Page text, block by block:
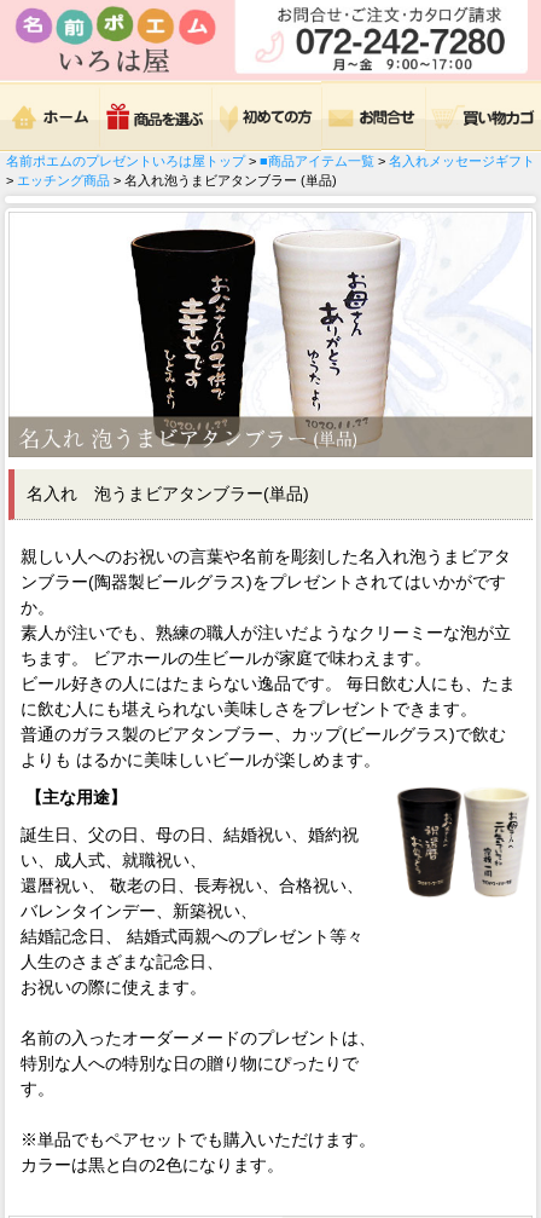
名前ポエムのプレゼントいろは屋トップ> ■商品アイテム一覧 > 名入れメッセージギフト
> エッチング商品 > 名入れ泡うまビアタンブラー (単品)
名入れ 泡うまビアタンブラー(単品)
親しい人へのお祝いの言葉や名前を彫刻した名入れ泡うまビアタ
ンブラー(陶器製ビールグラス)をプレゼントされてはいかがです
か。
素人が注いでも、熟練の職人が注いだようなクリーミーな泡が立
ちます。 ビアホールの生ビールが家庭で味わえます。
ビール好きの人にはたまらない逸品です。 毎日飲む人にも、たま
に飲む人にも堪えられない美味しさをプレゼントできます。
普通のガラス製のビアタンブラー、カップ(ビールグラス)で飲む
よりも はるかに美味しいビールが楽しめます。
【主な用途】
誕生日、父の日、母の日、結婚祝い、婚約祝
い、成人式、就職祝い、
還暦祝い、 敬老の日、長寿祝い、合格祝い、
バレンタインデー、新築祝い、
結婚記念日、 結婚式両親へのプレゼント等々
人生のさまざまな記念日、
お祝いの際に使えます。
名前の入ったオーダーメードのプレゼントは、
特別な人への特別な日の贈り物にぴったりで
す。
※単品でもペアセットでも購入いただけます。
カラーは黒と白の2色になります。